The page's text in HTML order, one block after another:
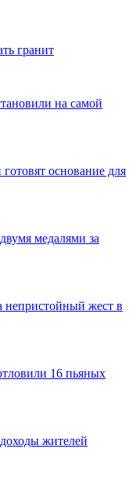
гранит
на самой
основание для
медалями за
непристойный жест в
16 пьяных
жителей